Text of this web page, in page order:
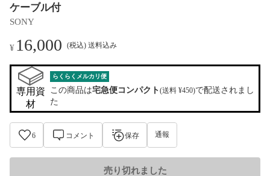
ケーブル付
SONY
¥ 16,000 (税込) 送料込み
専用資
材
らくらくメルカリ便
この商品は宅急便コンパクト(送料 ¥450)で配送されまし
た
6 コメント 保存 通報
売り切れました